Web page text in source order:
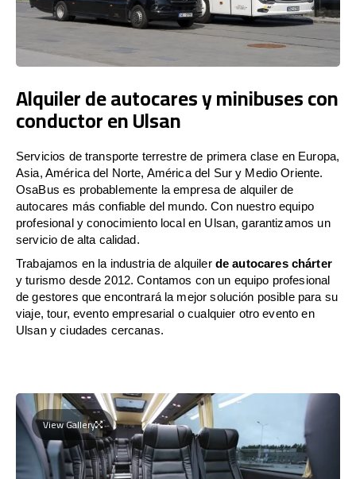
Alquiler de autocares y minibuses con
conductor en Ulsan
Servicios de transporte terrestre de primera clase en Europa,
Asia, América del Norte, América del Sur y Medio Oriente.
OsaBus es probablemente la empresa de alquiler de
autocares más confiable del mundo. Con nuestro equipo
profesional y conocimiento local en Ulsan, garantizamos un
servicio de alta calidad.
Trabajamos en la industria de alquiler de autocares chárter
y turismo desde 2012. Contamos con un equipo profesional
de gestores que encontrará la mejor solución posible para su
viaje, tour, evento empresarial o cualquier otro evento en
Ulsan y ciudades cercanas.
View Gallery